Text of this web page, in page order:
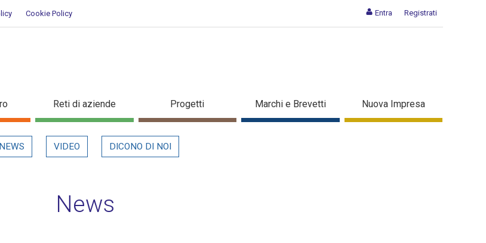
Entra Registrati
Cookie Policy
evidenza
Reti di aziende Progetti Marchi e Brevetti Nuova Impresa
NEWS VIDEO DICONO DI NOI
News